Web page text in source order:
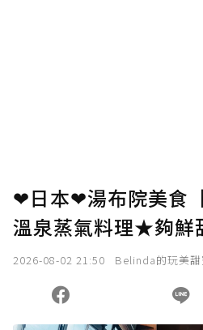
❤日本❤湯布院美食
溫泉蒸氣料理★夠鮮
2026-08-02 21:50 Belinda的玩美甜